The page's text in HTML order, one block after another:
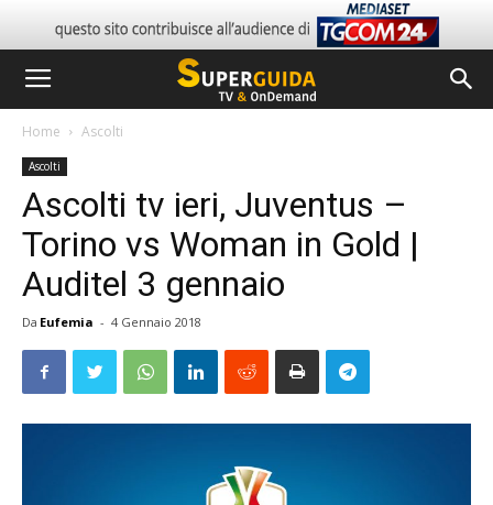
Home Ascolti
Ascolti
Ascolti tv ieri, Juventus –
Torino vs Woman in Gold |
Auditel 3 gennaio
Da Eufemia - 4 Gennaio 2018